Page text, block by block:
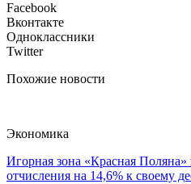
Facebook
Вконтакте
Одноклассники
Twitter
Похожие новости
Экономика
Игорная зона «Красная Поляна»
отчисления на 14,6% к своему